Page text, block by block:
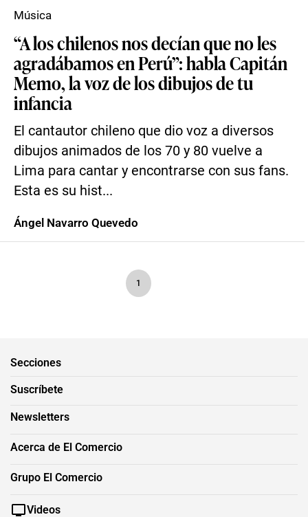
“A los chilenos nos decían que no les
agradábamos en Perú”: habla Capitán
Memo, la voz de los dibujos de tu
infancia
El cantautor chileno que dio voz a diversos
dibujos animados de los 70 y 80 vuelve a
Lima para cantar y encontrarse con sus fans.
Esta es su hist...
Música
Ángel Navarro Quevedo
1
Secciones
Suscríbete
Newsletters
Acerca de El Comercio
Grupo El Comercio
Videos